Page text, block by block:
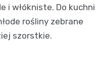
i włókniste. Do kuchni
rośliny zebrane
szorstkie.